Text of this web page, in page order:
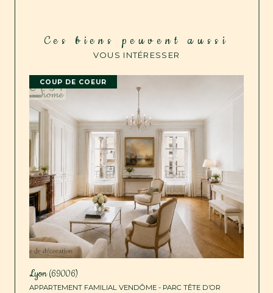
Ces biens peuvent aussi
VOUS INTÉRESSER
COUP DE COEUR
Lyon (69006)
APPARTEMENT FAMILIAL VENDÔME - PARC TÊTE D’OR